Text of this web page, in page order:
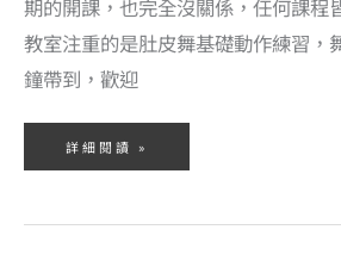
期的開課，也完全沒關係，任何課程
教室注重的是肚皮舞基礎動作練習，
鐘帶到，歡迎
詳細閱讀 »